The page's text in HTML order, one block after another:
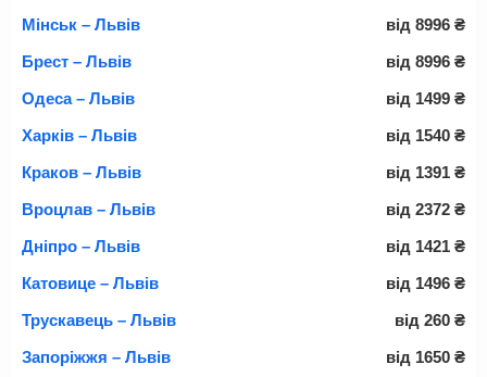
Мінськ – Львів
від 8996 ₴
Брест – Львів
від 8996 ₴
Одеса – Львів
від 1499 ₴
Харків – Львів
від 1540 ₴
Краков – Львів
від 1391 ₴
Вроцлав – Львів
від 2372 ₴
Дніпро – Львів
від 1421 ₴
Катовице – Львів
від 1496 ₴
Трускавець – Львів
від 260 ₴
Запоріжжя – Львів
від 1650 ₴